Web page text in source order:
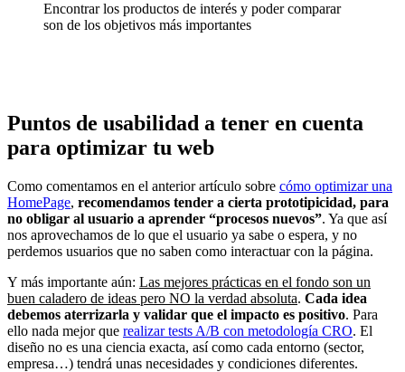
Encontrar los productos de interés y poder comparar
son de los objetivos más importantes
Puntos de usabilidad a tener en cuenta
para optimizar tu web
Como comentamos en el anterior artículo sobre cómo optimizar una
HomePage, recomendamos tender a cierta prototipicidad, para
no obligar al usuario a aprender “procesos nuevos”. Ya que así
nos aprovechamos de lo que el usuario ya sabe o espera, y no
perdemos usuarios que no saben como interactuar con la página.
Y más importante aún: Las mejores prácticas en el fondo son un
buen caladero de ideas pero NO la verdad absoluta. Cada idea
debemos aterrizarla y validar que el impacto es positivo. Para
ello nada mejor que realizar tests A/B con metodología CRO. El
diseño no es una ciencia exacta, así como cada entorno (sector,
empresa…) tendrá unas necesidades y condiciones diferentes.